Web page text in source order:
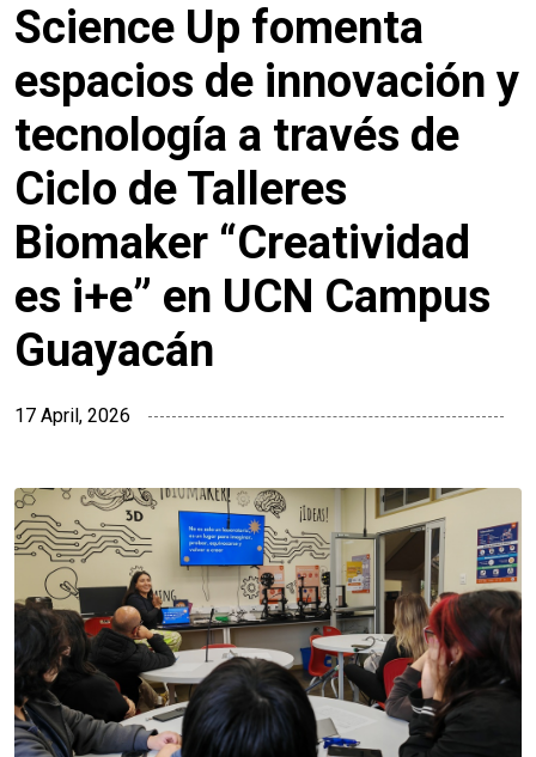
Science Up fomenta
espacios de innovación y
tecnología a través de
Ciclo de Talleres
Biomaker “Creatividad
es i+e” en UCN Campus
Guayacán
17 April, 2026